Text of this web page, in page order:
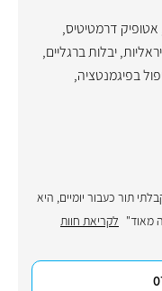
אטופיק דרמטיטיס,
,יבלות ברגליים,
בפיגמנטציה,
תור כעבור יומיים, היא
מאוד" לקריאת חוות